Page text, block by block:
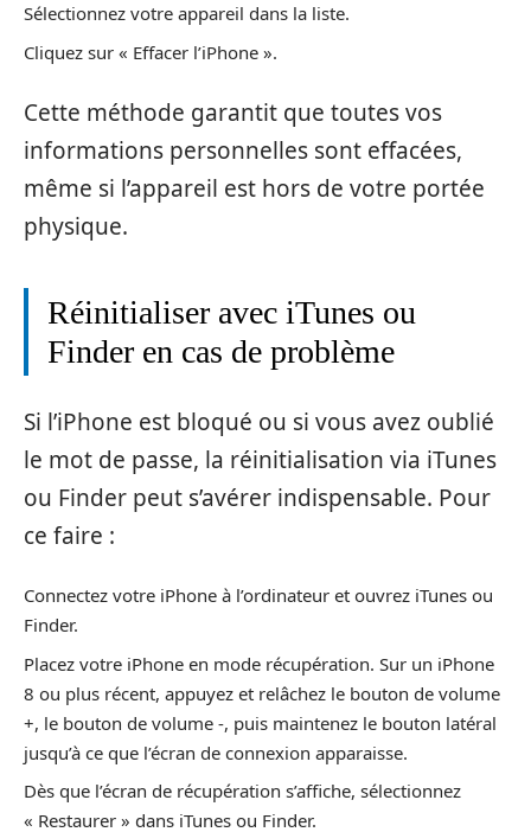
Sélectionnez votre appareil dans la liste.
Cliquez sur « Effacer l’iPhone ».
Cette méthode garantit que toutes vos
informations personnelles sont effacées,
même si l’appareil est hors de votre portée
physique.
Réinitialiser avec iTunes ou
Finder en cas de problème
Si l’iPhone est bloqué ou si vous avez oublié
le mot de passe, la réinitialisation via iTunes
ou Finder peut s’avérer indispensable. Pour
ce faire :
Connectez votre iPhone à l’ordinateur et ouvrez iTunes ou
Finder.
Placez votre iPhone en mode récupération. Sur un iPhone
8 ou plus récent, appuyez et relâchez le bouton de volume
+, le bouton de volume -, puis maintenez le bouton latéral
jusqu’à ce que l’écran de connexion apparaisse.
Dès que l’écran de récupération s’affiche, sélectionnez
« Restaurer » dans iTunes ou Finder.